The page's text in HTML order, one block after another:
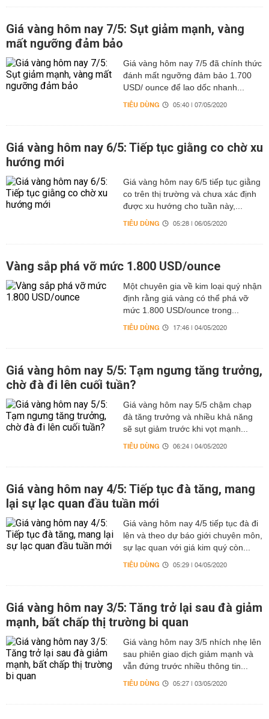
Giá vàng hôm nay 7/5: Sụt giảm mạnh, vàng
mất ngưỡng đảm bảo
Giá vàng hôm nay 7/5 đã chính thức
đánh mất ngưỡng đảm bảo 1.700
USD/ ounce để lao dốc nhanh...
TIÊU DÙNG 05:40 | 07/05/2020
Giá vàng hôm nay 6/5: Tiếp tục giằng co chờ xu
hướng mới
Giá vàng hôm nay 6/5 tiếp tục giằng
co trên thị trường và chưa xác định
được xu hướng cho tuần này,...
TIÊU DÙNG 05:28 | 06/05/2020
Vàng sắp phá vỡ mức 1.800 USD/ounce
Một chuyên gia về kim loại quý nhận
định rằng giá vàng có thể phá vỡ
mức 1.800 USD/ounce trong...
TIÊU DÙNG 17:46 | 04/05/2020
Giá vàng hôm nay 5/5: Tạm ngưng tăng trưởng,
chờ đà đi lên cuối tuần?
Giá vàng hôm nay 5/5 chậm chạp
đà tăng trưởng và nhiều khả năng
sẽ sụt giảm trước khi vọt mạnh...
TIÊU DÙNG 06:24 | 04/05/2020
Giá vàng hôm nay 4/5: Tiếp tục đà tăng, mang
lại sự lạc quan đầu tuần mới
Giá vàng hôm nay 4/5 tiếp tục đà đi
lên và theo dự báo giới chuyên môn,
sự lạc quan với giá kim quý còn...
TIÊU DÙNG 05:29 | 04/05/2020
Giá vàng hôm nay 3/5: Tăng trở lại sau đà giảm
mạnh, bất chấp thị trường bi quan
Giá vàng hôm nay 3/5 nhích nhẹ lên
sau phiên giao dịch giảm mạnh và
vẫn đứng trước nhiều thông tin...
TIÊU DÙNG 05:27 | 03/05/2020